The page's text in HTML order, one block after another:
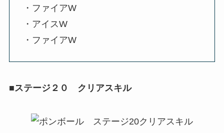
・ファイアW
・アイスW
・ファイアW
■ステージ２０ クリアスキル